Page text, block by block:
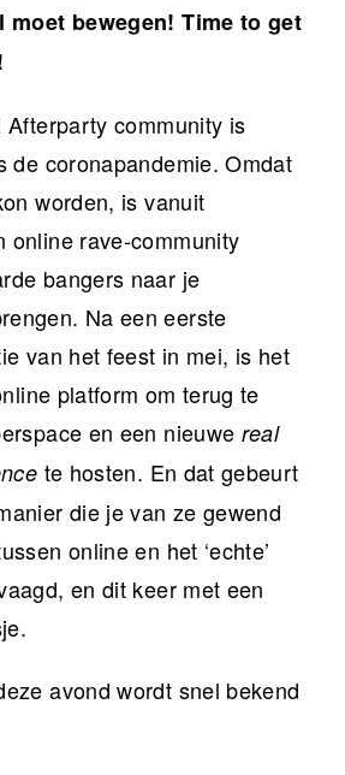
moet bewegen! Time to get
Afterparty community is
de coronapandemie. Omdat
worden, is vanuit
online rave-community
bangers naar je
Na een eerste
van het feest in mei, is het
platform om terug te
en een nieuwe real
te hosten. En dat gebeurt
die je van ze gewend
online en het ‘echte’
en dit keer met een
avond wordt snel bekend